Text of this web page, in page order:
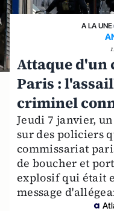
A LA UNE›
Attaque d'un
Paris :
criminel
Jeudi 7 janvier,
sur des policiers
commissariat
de boucher et
explosif qui était
message